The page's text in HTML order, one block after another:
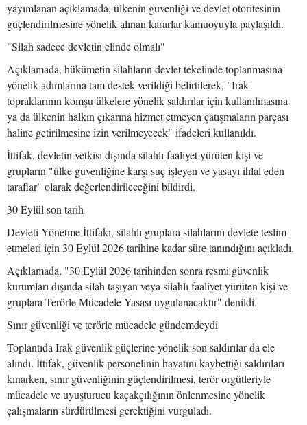
yayımlanan açıklamada, ülkenin güvenliği ve devlet otoritesinin
güçlendirilmesine yönelik alınan kararlar kamuoyuyla paylaşıldı.
"Silah sadece devletin elinde olmalı"
Açıklamada, hükümetin silahların devlet tekelinde toplanmasına
yönelik adımlarına tam destek verildiği belirtilerek, "Irak
topraklarının komşu ülkelere yönelik saldırılar için kullanılmasına
ya da ülkenin halkın çıkarına hizmet etmeyen çatışmaların parçası
haline getirilmesine izin verilmeyecek" ifadeleri kullanıldı.
İttifak, devletin yetkisi dışında silahlı faaliyet yürüten kişi ve
grupların "ülke güvenliğine karşı suç işleyen ve yasayı ihlal eden
taraflar" olarak değerlendirileceğini bildirdi.
30 Eylül son tarih
Devleti Yönetme İttifakı, silahlı gruplara silahlarını devlete teslim
etmeleri için 30 Eylül 2026 tarihine kadar süre tanındığını açıkladı.
Açıklamada, "30 Eylül 2026 tarihinden sonra resmi güvenlik
kurumları dışında silah taşıyan veya silahlı faaliyet yürüten kişi ve
gruplara Terörle Mücadele Yasası uygulanacaktır" denildi.
Sınır güvenliği ve terörle mücadele gündemdeydi
Toplantıda Irak güvenlik güçlerine yönelik son saldırılar da ele
alındı. İttifak, güvenlik personelinin hayatını kaybettiği saldırıları
kınarken, sınır güvenliğinin güçlendirilmesi, terör örgütleriyle
mücadele ve uyuşturucu kaçakçılığının önlenmesine yönelik
çalışmaların sürdürülmesi gerektiğini vurguladı.